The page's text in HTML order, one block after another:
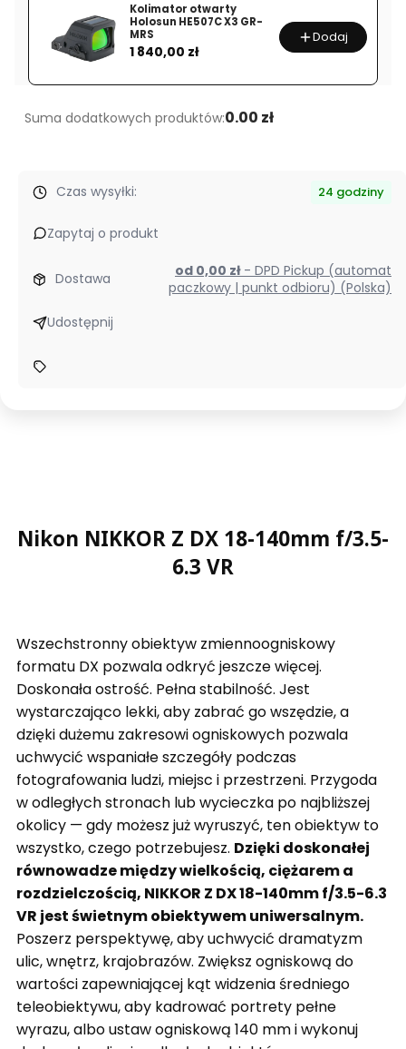
140mm
f/3.5-
VR
+
mm
Kolimator otwarty
Holosun HE507C X3 GR-
MRS
Cena
1 840,00 zł
Dodaj
Suma dodatkowych produktów:0.00 zł
Czas wysyłki: 24 godziny
Zapytaj o produkt
Dostawa od 0,00 zł - DPD Pickup (automat
paczkowy | punkt odbioru) (Polska)
Udostępnij
Nikon NIKKOR Z DX 18-140mm f/3.5-
6.3 VR
Wszechstronny obiektyw zmiennoogniskowy
formatu DX pozwala odkryć jeszcze więcej.
Doskonała ostrość. Pełna stabilność. Jest
wystarczająco lekki, aby zabrać go wszędzie, a
dzięki dużemu zakresowi ogniskowych pozwala
uchwycić wspaniałe szczegóły podczas
fotografowania ludzi, miejsc i przestrzeni. Przygoda
w odległych stronach lub wycieczka po najbliższej
okolicy — gdy możesz już wyruszyć, ten obiektyw to
wszystko, czego potrzebujesz. Dzięki doskonałej
równowadze między wielkością, ciężarem a
rozdzielczością, NIKKOR Z DX 18-140mm f/3.5-6.3
VR jest świetnym obiektywem uniwersalnym.
Poszerz perspektywę, aby uchwycić dramatyzm
ulic, wnętrz, krajobrazów. Zwiększ ogniskową do
wartości zapewniającej kąt widzenia średniego
teleobiektywu, aby kadrować portrety pełne
wyrazu, albo ustaw ogniskową 140 mm i wykonuj